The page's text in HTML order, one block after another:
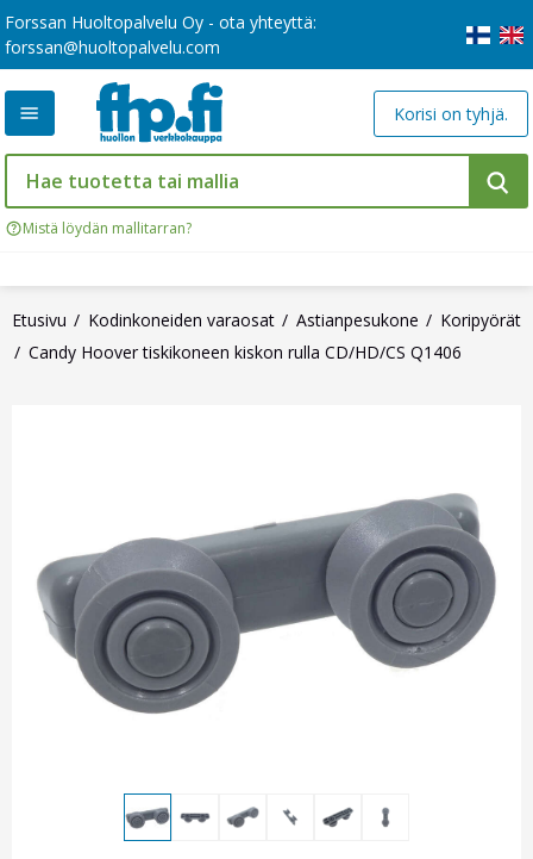
Forssan Huoltopalvelu Oy - ota yhteyttä:
forssan@huoltopalvelu.com
Mistä löydän mallitarran?
Korisi on tyhjä.
Etusivu Kodinkoneiden varaosat Astianpesukone
Koripyörät
Candy Hoover tiskikoneen kiskon rulla CD/HD/CS Q1406